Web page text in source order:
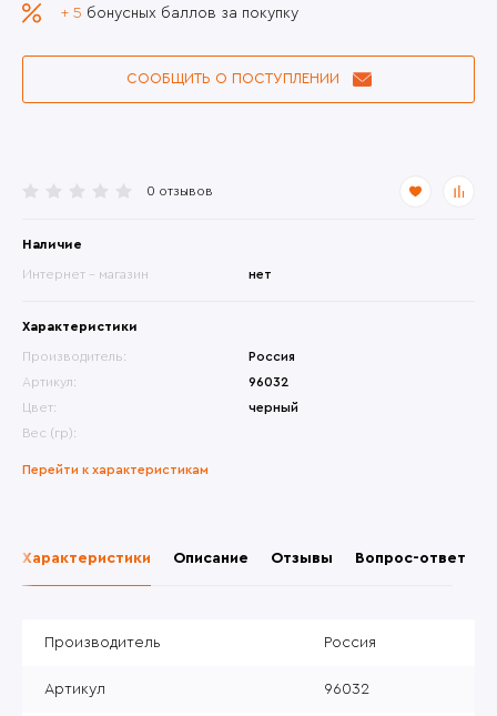
0 отзывов
Наличие
Интернет - магазин нет
Характеристики
Производитель:
Россия
Артикул:
96032
Цвет:
черный
Вес (гр):
Перейти к характеристикам
+ 5 бонусных баллов за покупку
СООБЩИТЬ О ПОСТУПЛЕНИИ
Характеристики Описание Отзывы Вопрос-ответ
Производитель Россия
Артикул 96032